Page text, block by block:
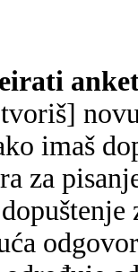
imaš
za